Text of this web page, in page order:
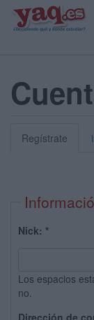
Regístrate
Nick: *
Los espacios
no.
Dirección de